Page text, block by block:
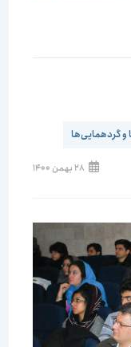
28 بهمن 1400